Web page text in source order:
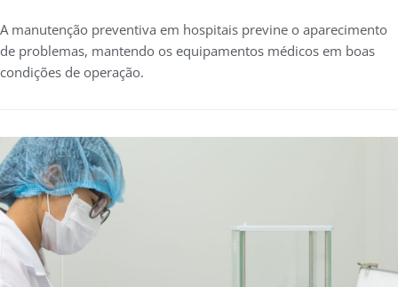
A manutenção preventiva em hospitais previne o aparecimento
de problemas, mantendo os equipamentos médicos em boas
condições de operação.